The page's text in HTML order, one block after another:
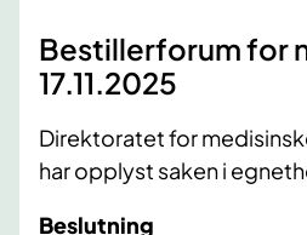
Bestillerforum for
17.11.2025
Direktoratet for
har opplyst saken i
Beslutning